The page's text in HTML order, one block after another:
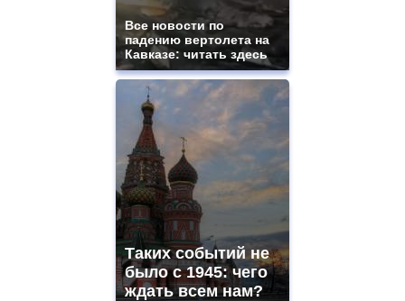
Все новости по
падению вертолета на
Кавказе: читать здесь
Таких событий не
было с 1945: чего
ждать всем нам?